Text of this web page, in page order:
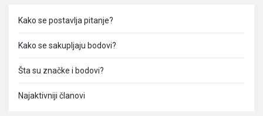
Kako se postavlja pitanje?
Kako se sakupljaju bodovi?
Šta su značke i bodovi?
Najaktivniji članovi